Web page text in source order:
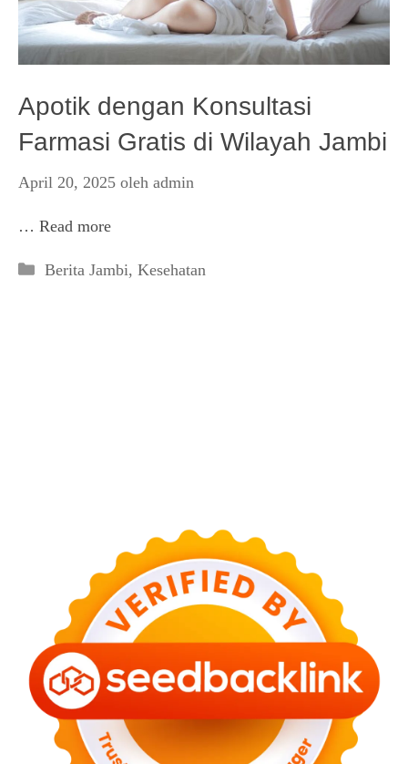
Apotik dengan Konsultasi
Farmasi Gratis di Wilayah Jambi
April 20, 2025 oleh admin
… Read more
Kategori
Berita Jambi, Kesehatan